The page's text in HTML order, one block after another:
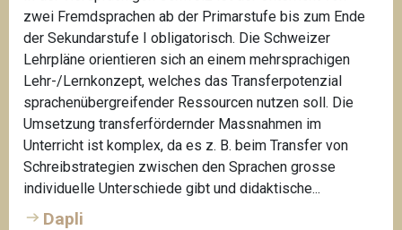
zwei Fremdsprachen ab der Primarstufe bis zum Ende
der Sekundarstufe I obligatorisch. Die Schweizer
Lehrpläne orientieren sich an einem mehrsprachigen
Lehr-/Lernkonzept, welches das Transferpotenzial
sprachenübergreifender Ressourcen nutzen soll. Die
Umsetzung transferfördernder Massnahmen im
Unterricht ist komplex, da es z. B. beim Transfer von
Schreibstrategien zwischen den Sprachen grosse
individuelle Unterschiede gibt und didaktische...
Dapli